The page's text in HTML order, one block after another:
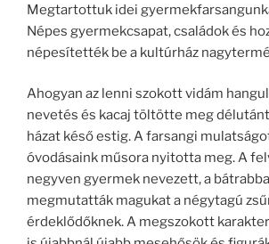
Megtartottuk idei
Népes gyermekcsapat, családok és
népesítették be a kultúrház
Ahogyan az lenni szokott vidám
nevetés és kacaj töltötte meg
házat késő estig. A farsangi
óvodásaink műsora nyitotta meg. A
negyven gyermek nevezett, a
megmutatták magukat a négytagú
érdeklődőknek. A megszokott